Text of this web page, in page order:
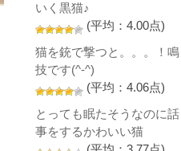
いく黒猫♪
(平均：4.00点)
猫を銃で撃つと。。。！
技です(^-^)
(平均：4.06点)
とっても眠たそうなのに
事をするかわいい猫